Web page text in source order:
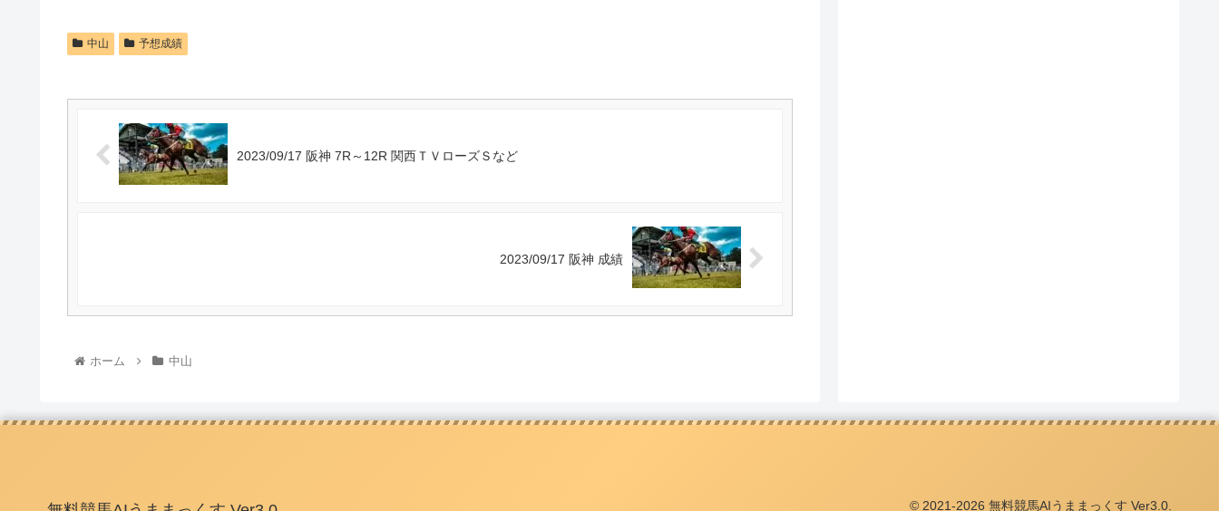
中山 予想成績
2023/09/17 阪神 7R～12R 関西ＴＶローズＳなど
2023/09/17 阪神 成績
ホーム 中山
© 2021-2026 無料競馬AIうままっくす Ver3.0.